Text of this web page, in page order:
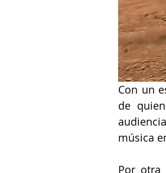
Con un
de
música
Por otra